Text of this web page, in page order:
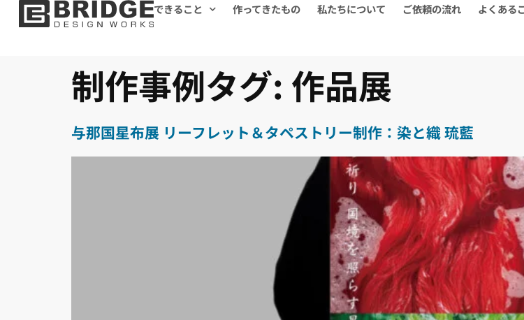
できること 作ってきたもの 私たちについて ご依頼の流れ よくある
制作事例タグ: 作品展
与那国星布展 リーフレット＆タペストリー制作：染と織 琉藍